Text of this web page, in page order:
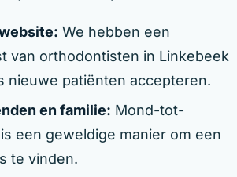
We hebben een
van orthodontisten in Linkebeek
nieuwe patiënten accepteren.
en familie: Mond-tot-
een geweldige manier om een
te vinden.